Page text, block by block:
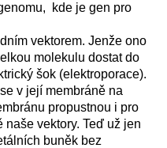
kde je gen pro
vektorem. Jenže ono
molekulu dostat do
šok (elektroporace).
v její membráně na
propustnou i pro
naše vektory. Teď už jen
buněk bez